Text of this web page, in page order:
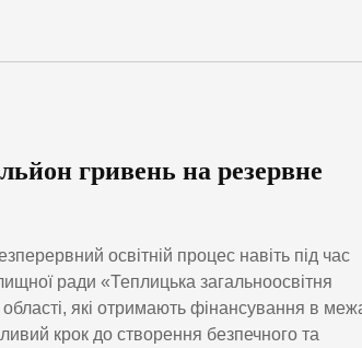
гривень на резервне
освітній процес навіть під час
ради «Теплицька загальноосвітня
області, які отримають фінансування в
крок до створення безпечного та